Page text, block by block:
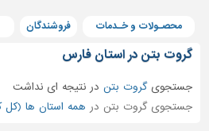
و
پنجره
ساختمانی
محصـولات و خـدمات فروشندگان
گروت بتن در استان فارس
جستجویگروت بتن درنتیجه ای نداشت
جستجوی گروت بتن در همه استان ها (کل